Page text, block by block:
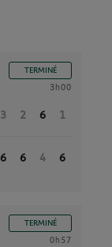
TERMINÉ
3h00
3 2 6 1
6 6 4 6
TERMINÉ
0h57